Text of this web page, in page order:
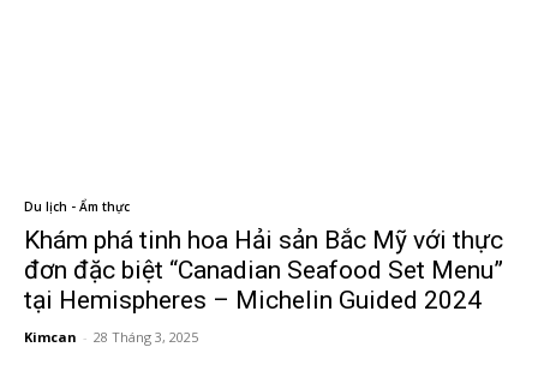
Du lịch - Ẩm thực
Khám phá tinh hoa Hải sản Bắc Mỹ với thực
đơn đặc biệt “Canadian Seafood Set Menu”
tại Hemispheres – Michelin Guided 2024
Kimcan - 28 Tháng 3, 2025